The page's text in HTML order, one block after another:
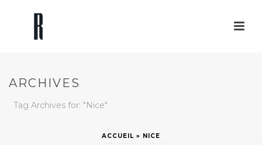
ARCHIVES
Tag Archives for: "Nice"
ACCUEIL » NICE